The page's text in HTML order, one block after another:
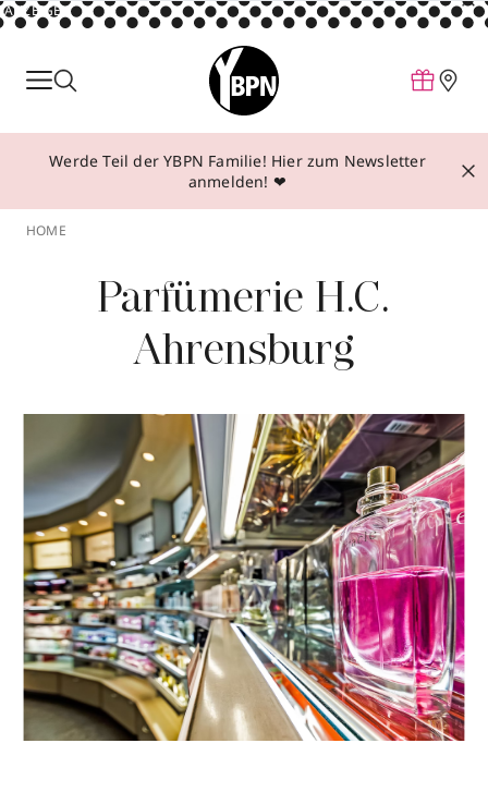
ANZEIGE
Parfum
Make-up
Behandlungen
Über YBPN
Aktionen
Werde Teil der YBPN Familie! Hier zum Newsletter
anmelden! ❤
HOME
Parfümerie H.C.
Ahrensburg